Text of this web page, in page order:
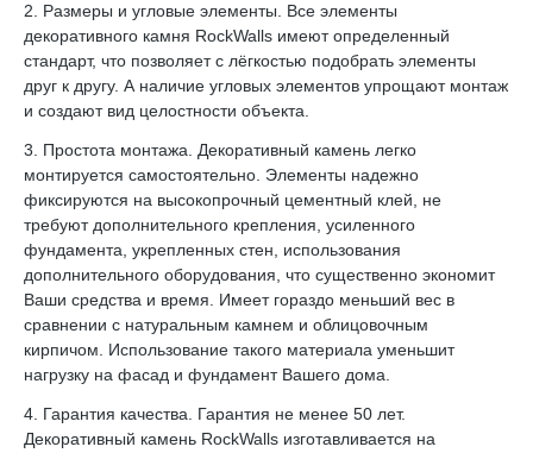
2. Размеры и угловые элементы. Все элементы
декоративного камня RockWalls имеют определенный
стандарт, что позволяет с лёгкостью подобрать элементы
друг к другу. А наличие угловых элементов упрощают монтаж
и создают вид целостности объекта.
3. Простота монтажа. Декоративный камень легко
монтируется самостоятельно. Элементы надежно
фиксируются на высокопрочный цементный клей, не
требуют дополнительного крепления, усиленного
фундамента, укрепленных стен, использования
дополнительного оборудования, что существенно экономит
Ваши средства и время. Имеет гораздо меньший вес в
сравнении с натуральным камнем и облицовочным
кирпичом. Использование такого материала уменьшит
нагрузку на фасад и фундамент Вашего дома.
4. Гарантия качества. Гарантия не менее 50 лет.
Декоративный камень RockWalls изготавливается на